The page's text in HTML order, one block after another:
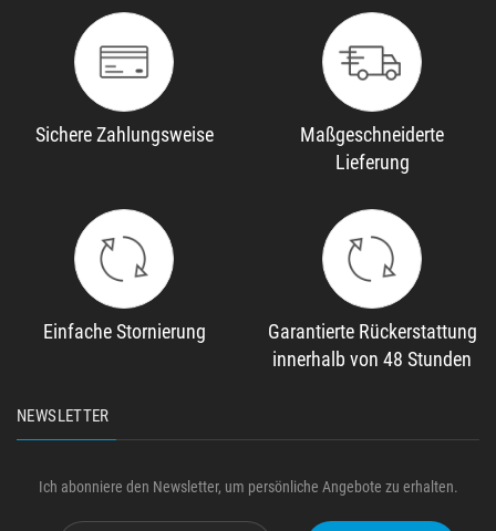
Sichere Zahlungsweise
Maßgeschneiderte
Lieferung
Einfache Stornierung
Garantierte Rückerstattung
innerhalb von 48 Stunden
NEWSLETTER
Ich abonniere den Newsletter, um persönliche Angebote zu erhalten.